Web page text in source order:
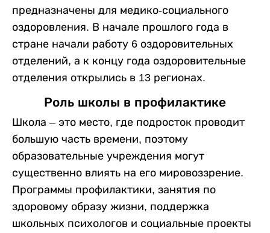
предназначены для медико-социального
оздоровления. В начале прошлого года в
стране начали работу 6 оздоровительных
отделений, а к концу года оздоровительные
отделения открылись в 13 регионах.
Роль школы в профилактике
Школа – это место, где подросток проводит
большую часть времени, поэтому
образовательные учреждения могут
существенно влиять на его мировоззрение.
Программы профилактики, занятия по
здоровому образу жизни, поддержка
школьных психологов и социальные проекты